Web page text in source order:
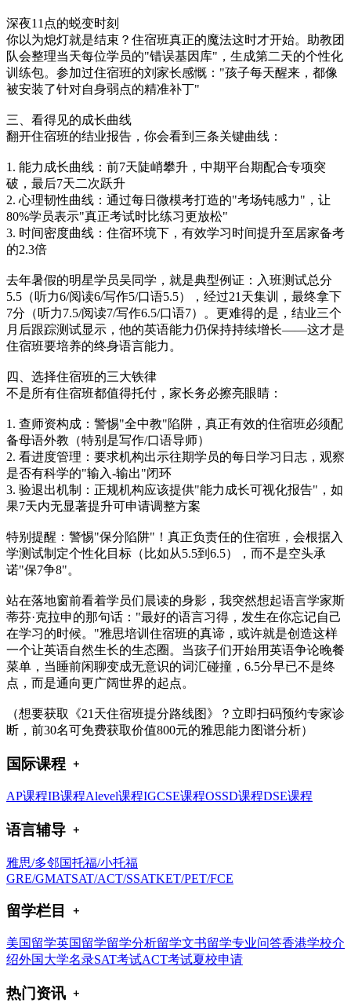
深夜11点的蜕变时刻
你以为熄灯就是结束？住宿班真正的魔法这时才开始。助教团
队会整理当天每位学员的"错误基因库"，生成第二天的个性化
训练包。参加过住宿班的刘家长感慨："孩子每天醒来，都像
被安装了针对自身弱点的精准补丁"
三、看得见的成长曲线
翻开住宿班的结业报告，你会看到三条关键曲线：
1. 能力成长曲线：前7天陡峭攀升，中期平台期配合专项突
破，最后7天二次跃升
2. 心理韧性曲线：通过每日微模考打造的"考场钝感力"，让
80%学员表示"真正考试时比练习更放松"
3. 时间密度曲线：住宿环境下，有效学习时间提升至居家备考
的2.3倍
去年暑假的明星学员吴同学，就是典型例证：入班测试总分
5.5（听力6/阅读6/写作5/口语5.5），经过21天集训，最终拿下
7分（听力7.5/阅读7/写作6.5/口语7）。更难得的是，结业三个
月后跟踪测试显示，他的英语能力仍保持持续增长——这才是
住宿班要培养的终身语言能力。
四、选择住宿班的三大铁律
不是所有住宿班都值得托付，家长务必擦亮眼睛：
1. 查师资构成：警惕"全中教"陷阱，真正有效的住宿班必须配
备母语外教（特别是写作/口语导师）
2. 看进度管理：要求机构出示往期学员的每日学习日志，观察
是否有科学的"输入-输出"闭环
3. 验退出机制：正规机构应该提供"能力成长可视化报告"，如
果7天内无显著提升可申请调整方案
特别提醒：警惕"保分陷阱"！真正负责任的住宿班，会根据入
学测试制定个性化目标（比如从5.5到6.5），而不是空头承
诺"保7争8"。
站在落地窗前看着学员们晨读的身影，我突然想起语言学家斯
蒂芬·克拉申的那句话："最好的语言习得，发生在你忘记自己
在学习的时候。"雅思培训住宿班的真谛，或许就是创造这样
一个让英语自然生长的生态圈。当孩子们开始用英语争论晚餐
菜单，当睡前闲聊变成无意识的词汇碰撞，6.5分早已不是终
点，而是通向更广阔世界的起点。
（想要获取《21天住宿班提分路线图》？立即扫码预约专家诊
断，前30名可免费获取价值800元的雅思能力图谱分析）
国际课程
AP课程IB课程Alevel课程IGCSE课程OSSD课程DSE课程
语言辅导
雅思/多邻国托福/小托福
GRE/GMATSAT/ACT/SSATKET/PET/FCE
留学栏目
美国留学英国留学留学分析留学文书留学专业问答香港学校介
绍外国大学名录SAT考试ACT考试夏校申请
热门资讯